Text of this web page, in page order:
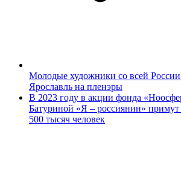
Молодые художники со всей России
Ярославль на пленэры
В 2023 году в акции фонда
Батуриной «Я – россиянин» примут
500 тысяч человек